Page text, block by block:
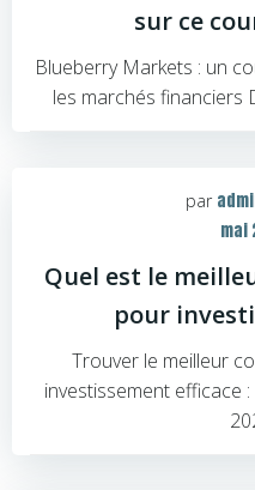
sur ce
Blueberry Markets : un
les marchés financiers
par
mai
Quel est le
pour
Trouver le meilleur
investissement efficace